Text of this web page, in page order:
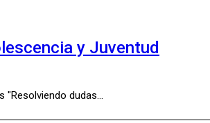
y Juventud
"Resolviendo dudas…